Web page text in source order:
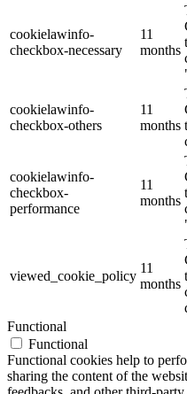
cookielawinfo-
checkbox-necessary
11
months
cookielawinfo-
checkbox-others
11
months
cookielawinfo-
checkbox-
performance
11
months
viewed_cookie_policy
11
months
Functional
Functional
Functional cookies help to
sharing the content of the